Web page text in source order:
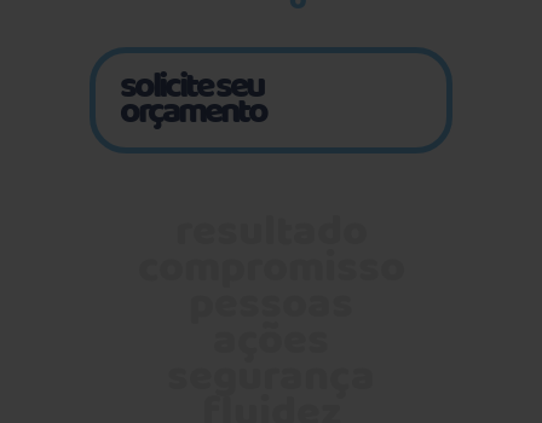
solicite seu
orçamento